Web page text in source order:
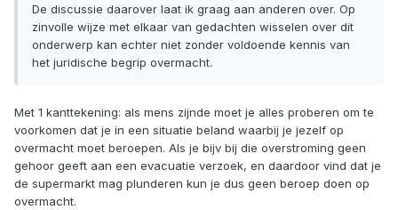
De discussie daarover laat ik graag aan anderen over. Op
zinvolle wijze met elkaar van gedachten wisselen over dit
onderwerp kan echter niet zonder voldoende kennis van
het juridische begrip overmacht.
Met 1 kanttekening: als mens zijnde moet je alles proberen om te
voorkomen dat je in een situatie beland waarbij je jezelf op
overmacht moet beroepen. Als je bijv bij die overstroming geen
gehoor geeft aan een evacuatie verzoek, en daardoor vind dat je
de supermarkt mag plunderen kun je dus geen beroep doen op
overmacht.